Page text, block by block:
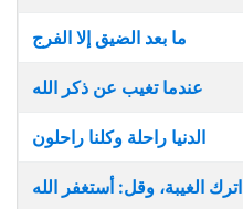
ما بعد الضيق إلا الفرج
عندما تغيب عن ذكر الله
الدنيا راحلة وكلنا راحلون
اترك الغيبة، وقل: أستغفر الله